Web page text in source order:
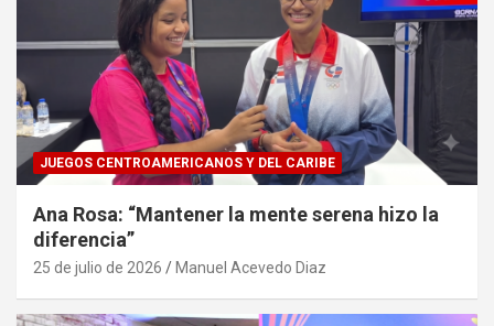
JUEGOS CENTROAMERICANOS Y DEL CARIBE
Ana Rosa: “Mantener la mente serena hizo la
diferencia”
25 de julio de 2026 Manuel Acevedo Diaz